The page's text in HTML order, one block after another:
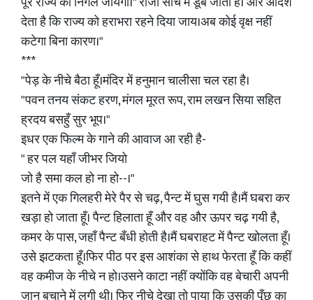
देता है कि राज्य को हराभरा रहने दिया जाय।अब कोई वृक्ष नहीं
कटेगा बिना कारण।"
***
"पेड़ के नीचे बैठा हूँ।मंदिर में हनुमान चालीसा चल रहा है।
"पवन तनय संकट हरण, मंगल मूरत रूप, राम लखन सिया सहित
ह्रदय बसहुँ सुर भूप।"
इधर एक फिल्म के गाने की आवाज आ रही है-
" हर पल यहाँ जीभर जियो
जो है समा कल हो ना हो--।"
इतने में एक गिलहरी मेरे पैर से चढ़, पैन्ट में घुस गयी है।मैं घबरा कर
खड़ा हो जाता हूँ। पैन्ट हिलाता हूँ और वह और ऊपर चढ़ गयी है,
कमर के पास, जहाँ पैन्ट बँधी होती है।मैं घबराहट में पैन्ट खोलता हूँ।
उसे झटकता हूँ।फिर पीठ पर इस आशंका से हाथ फेरता हूँ कि कहीं
वह कमीज के नीचे न हो।उसने काटा नहीं क्योंकि वह बेचारी अपनी